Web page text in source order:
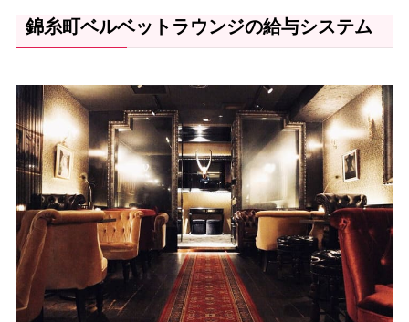
錦糸町ベルベットラウンジの給与システム